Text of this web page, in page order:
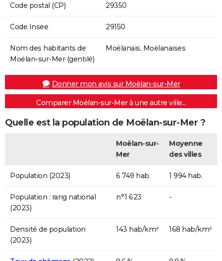
Code postal (CP) 29350
Code Insee 29150
Nom des habitants de
Moëlan-sur-Mer (gentilé)
Moëlanais, Moëlanaises
Donner mon avis sur Moëlan-sur-Mer
Comparer Moëlan-sur-Mer à une autre ville...
Quelle est la population de Moëlan-sur-Mer ?
Moëlan-sur-
Mer
Moyenne
des villes
Population (2023) 6 749 hab. 1 994 hab.
Population : rang national
(2023)
n°1 623 -
Densité de population
(2023)
143 hab/km² 168 hab/km²